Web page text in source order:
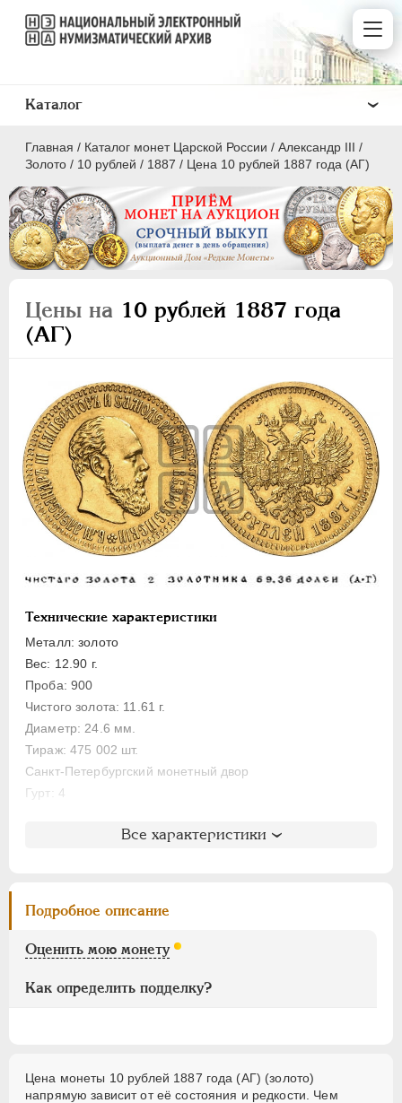
Главная / Каталог монет Царской России / Александр III /
Золото / 10 рублей / 1887 / Цена 10 рублей 1887 года (АГ)
Цены на 10 рублей 1887 года
(АГ)
Технические характеристики
Металл: золото
Вес: 12.90 г.
Проба: 900
Чистого золота: 11.61 г.
Диаметр: 24.6 мм.
Тираж: 475 002 шт.
Санкт-Петербургский монетный двор
Гурт: 4
Литература и редкость
Уздеников: 0293 (черта)
Семёнов
Казаков: 665 (VF-R, XF-R1, UNC-R3, PR-R4)
Рейтинг по Казакову: 8
Все характеристики
Подробное описание
Оценить мою монету
Как определить подделку?
Цена монеты 10 рублей 1887 года (АГ) (золото)
напрямую зависит от её состояния и редкости. Чем
Каталог
ПEТР I 1699 - 1725
ПЕТР II 1727-1729
АННА ИОАННОВНА
ЕЛИЗАВЕТА 1741-1762
ПЕТР III 1762-1762
ЕКАТЕРИНА II 1762-1796
ПАВЕЛ I 1796-1801
АЛЕКСАНДР I 1801-1825
НИКОЛАЙ I 1826-1855
АЛЕКСАНДР II 1855-1881
АЛЕКСАНДР III
5 рублей
3 рубля
Серебро
Медь
Памятные и донативные
Пробные
ВРЕМЕННОЕ ПРАВ. 1917-1918